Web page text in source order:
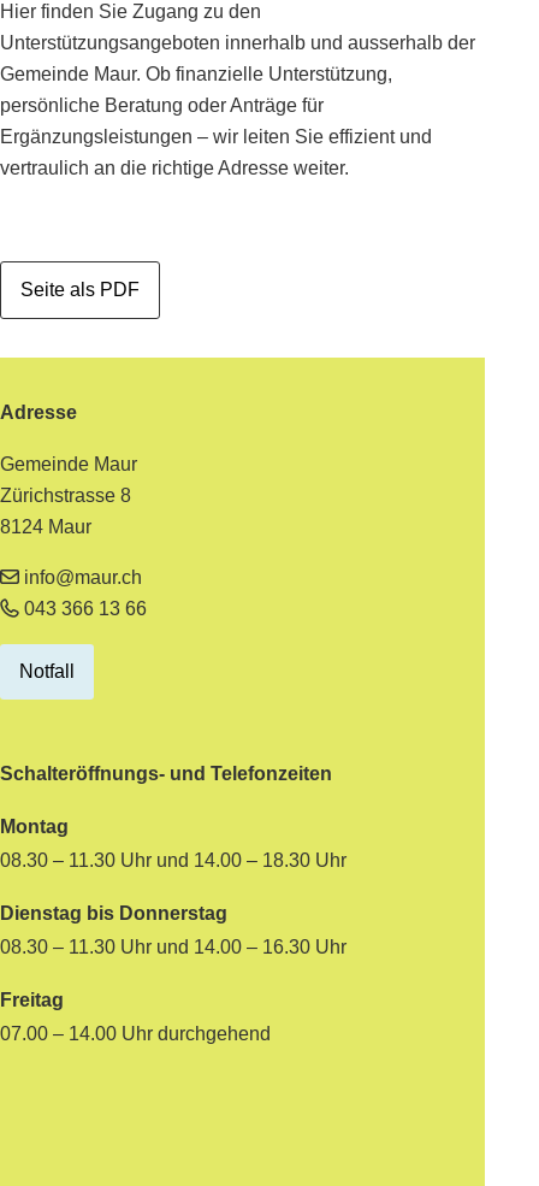
Hier finden Sie Zugang zu den
Unterstützungsangeboten innerhalb und ausserhalb der
Gemeinde Maur. Ob finanzielle Unterstützung,
persönliche Beratung oder Anträge für
Ergänzungsleistungen – wir leiten Sie effizient und
vertraulich an die richtige Adresse weiter.
Seite als PDF
Adresse
Gemeinde Maur
Zürichstrasse 8
8124 Maur
info@maur.ch
043 366 13 66
Notfall
Schalteröffnungs- und Telefonzeiten
Montag
08.30 – 11.30 Uhr und 14.00 – 18.30 Uhr
Dienstag bis Donnerstag
08.30 – 11.30 Uhr und 14.00 – 16.30 Uhr
Freitag
07.00 – 14.00 Uhr durchgehend